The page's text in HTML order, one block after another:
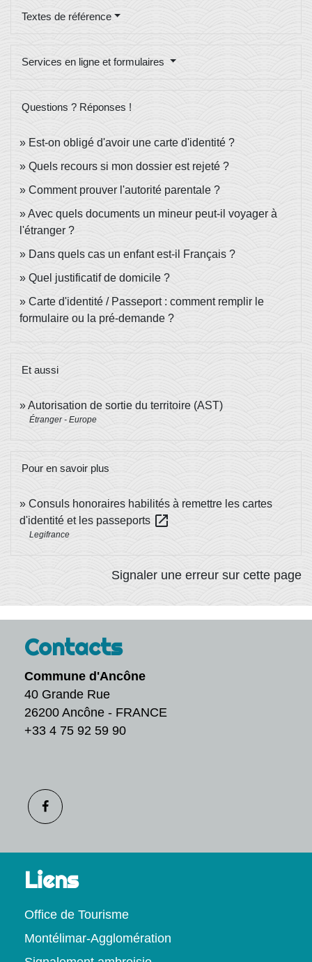
Textes de référence
Services en ligne et formulaires
Questions ? Réponses !
Est-on obligé d'avoir une carte d'identité ?
Quels recours si mon dossier est rejeté ?
Comment prouver l'autorité parentale ?
Avec quels documents un mineur peut-il voyager à
l'étranger ?
Dans quels cas un enfant est-il Français ?
Quel justificatif de domicile ?
Carte d'identité / Passeport : comment remplir le
formulaire ou la pré-demande ?
Et aussi
Autorisation de sortie du territoire (AST)
Étranger - Europe
Pour en savoir plus
Consuls honoraires habilités à remettre les cartes
d'identité et les passeports open_in_new
Legifrance
Signaler une erreur sur cette page
Contacts
Commune d'Ancône
40 Grande Rue
26200 Ancône - FRANCE
+33 4 75 92 59 90
Liens
Office de Tourisme
Montélimar-Agglomération